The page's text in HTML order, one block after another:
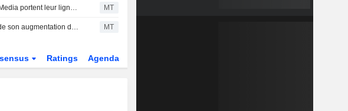
Les filiales internationales de Focus Media portent leur ligne de crédit à 50 millions de dollars MT
Focus Media IT ajuste les modalités de son augmentation de capital pour l'acquisition de Xinchao Media MT
Ratings Agenda